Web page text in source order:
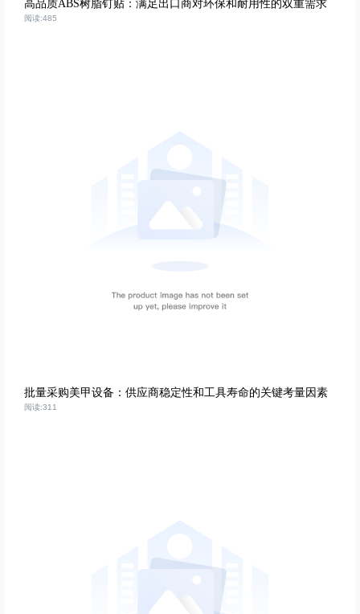
高品质ABS树脂钉贴：满足出口商对环保和耐用性的双重需求
阅读:485
批量采购美甲设备：供应商稳定性和工具寿命的关键考量因素
阅读:311